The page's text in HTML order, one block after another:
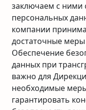
заключаем с ними
персональных
компании
достаточные
Обеспечение
данных при
важно для
необходимые
гарантировать